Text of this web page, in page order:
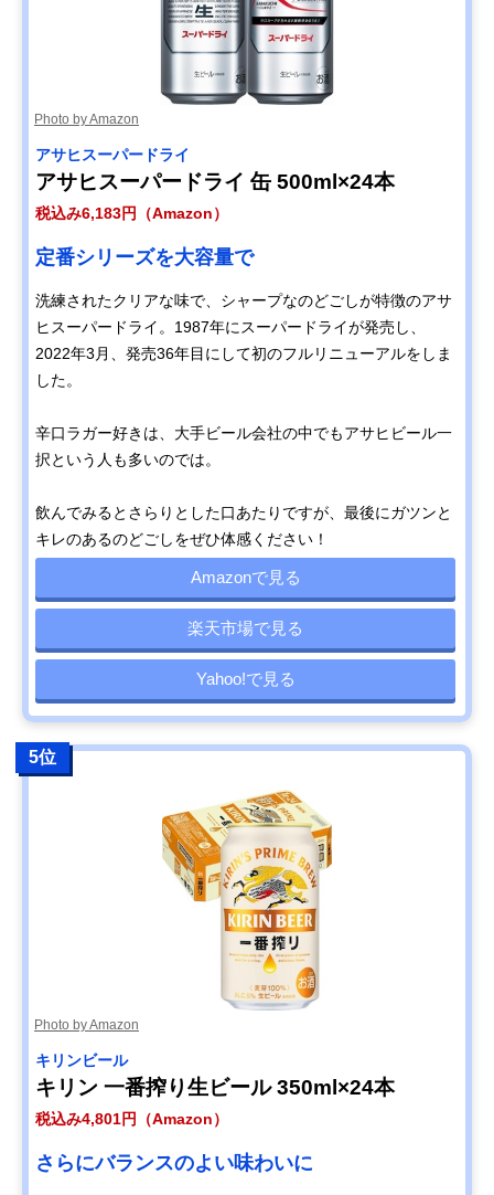
Photo by Amazon
アサヒスーパードライ
アサヒスーパードライ 缶 500ml×24本
税込み6,183円（Amazon）
定番シリーズを大容量で
洗練されたクリアな味で、シャープなのどごしが特徴のアサ
ヒスーパードライ。1987年にスーパードライが発売し、
2022年3月、発売36年目にして初のフルリニューアルをしま
した。
辛口ラガー好きは、大手ビール会社の中でもアサヒビール一
択という人も多いのでは。
飲んでみるとさらりとした口あたりですが、最後にガツンと
キレのあるのどごしをぜひ体感ください！
Amazonで見る
楽天市場で見る
Yahoo!で見る
5位
Photo by Amazon
キリンビール
キリン 一番搾り生ビール 350ml×24本
税込み4,801円（Amazon）
さらにバランスのよい味わいに